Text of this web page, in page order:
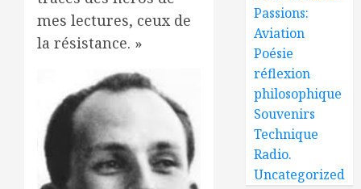
mes lectures, ceux de
la résistance. »
Passions:
Aviation
Poésie
réflexion
philosophique
Souvenirs
Technique
Radio.
Uncategorized